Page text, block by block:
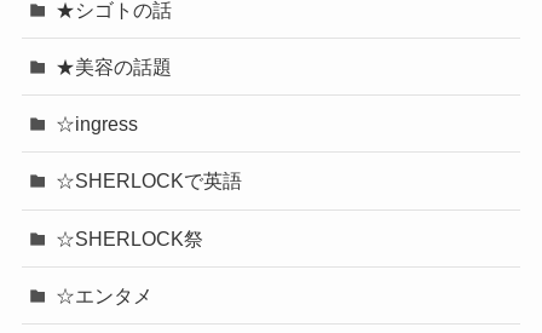
★シゴトの話
★美容の話題
☆ingress
☆SHERLOCKで英語
☆SHERLOCK祭
☆エンタメ